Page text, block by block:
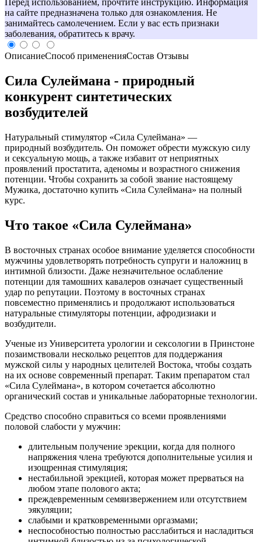
Перед использованием, прочтите инструкцию. Информация
на сайте предназначена только для ознакомления. Не
занимайтесь самолечением. Если у вас есть признаки
заболевания, обратитесь к врачу.
ОписаниеСпособ примененияСостав Отзывы
Сила Сулеймана - природный
конкурент синтетических
возбудителей
Натуральный стимулятор «Сила Сулеймана» —
природный возбудитель. Он поможет обрести мужскую силу
и сексуальную мощь, а также избавит от неприятных
проявлений простатита, аденомы и возрастного снижения
потенции. Чтобы сохранить за собой звание настоящему
Мужика, достаточно купить «Сила Сулеймана» на полный
курс.
Что такое «Сила Сулеймана»
В восточных странах особое внимание уделяется способности
мужчины удовлетворять потребность супруги и наложниц в
интимной близости. Даже незначительное ослабление
потенции для тамошних кавалеров означает существенный
удар по репутации. Поэтому в восточных странах
повсеместно применялись и продолжают использоваться
натуральные стимуляторы потенции, афродизиаки и
возбудители.
Ученые из Университета урологии и сексологии в Принстоне
позаимствовали несколько рецептов для поддержания
мужской силы у народных целителей Востока, чтобы создать
на их основе современный препарат. Таким препаратом стал
«Сила Сулеймана», в котором сочетается абсолютно
органический состав и уникальные лабораторные технологии.
Средство способно справиться со всеми проявлениями
половой слабости у мужчин:
длительным получение эрекции, когда для полного
напряжения члена требуются дополнительные усилия и
изощренная стимуляция;
нестабильной эрекцией, которая может прерваться на
любом этапе полового акта;
преждевременным семяизвержением или отсутствием
эякуляции;
слабыми и кратковременными оргазмами;
неспособностью полностью расслабиться и насладиться